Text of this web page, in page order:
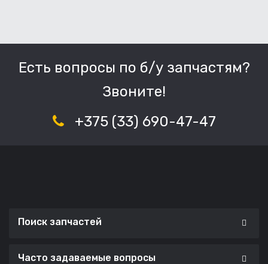
Есть вопросы по б/у запчастям?
Звоните!
+375 (33) 690-47-47
Поиск запчастей
Часто задаваемые вопросы